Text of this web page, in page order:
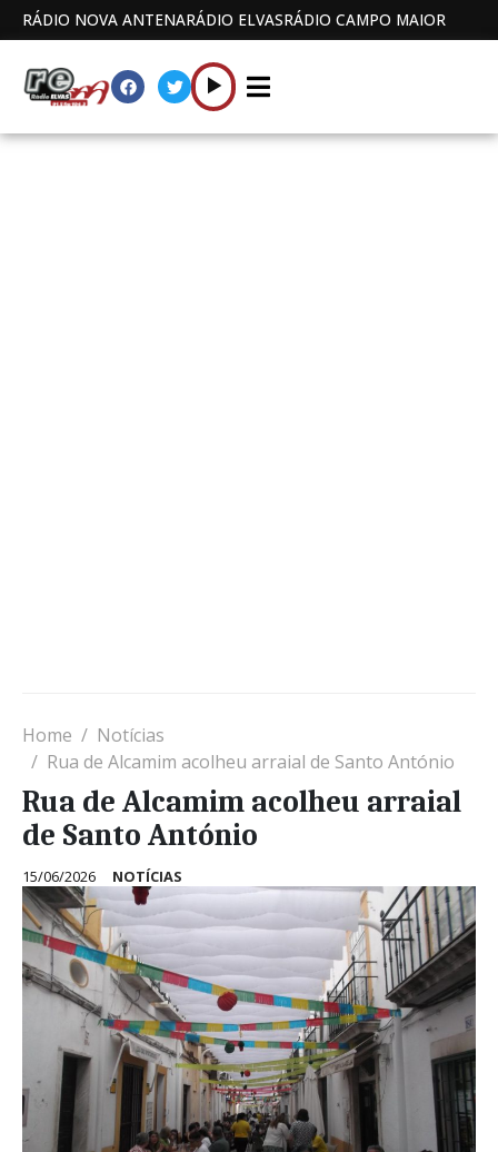
RÁDIO NOVA ANTENARÁDIO ELVASRÁDIO CAMPO MAIOR
Home
Notícias
Rua de Alcamim acolheu arraial de Santo António
Rua de Alcamim acolheu arraial
de Santo António
15/06/2026 NOTÍCIAS